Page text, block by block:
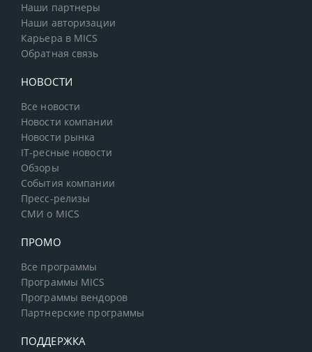
Наши партнеры
Наши авторизации
Карьера в MICS
Обратная связь
НОВОСТИ
Все новости
Новости компании
Новости рынка
IT-ресные новости
Обзоры
События компании
Пресс-релизы
СМИ о MICS
ПРОМО
Все программы
Программы MICS
Программы вендоров
Партнерские программы
ПОДДЕРЖКА